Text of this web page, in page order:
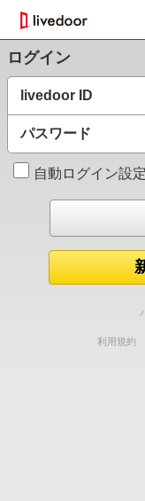
ログイン
livedoor ID
パスワード
自動ログイン設
利用規約